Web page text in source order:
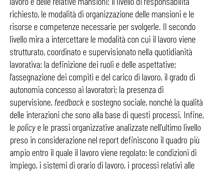
richiesto, le modalità di organizzazione delle mansioni e le
risorse e competenze necessarie per svolgerle. Il secondo
livello mira a intercettare le modalità con cui il lavoro viene
strutturato, coordinato e supervisionato nella quotidianità
lavorativa: la definizione dei ruoli e delle aspettative;
l’assegnazione dei compiti e del carico di lavoro, il grado di
autonomia concesso ai lavoratori; la presenza di
supervisione, feedbacke sostegno sociale, nonché la qualità
delle interazioni che sono alla base di questi processi. Infine,
le policye le prassi organizzative analizzate nell’ultimo livello
preso in considerazione nel report definiscono il quadro più
ampio entro il quale il lavoro viene regolato: le condizioni di
impiego, i sistemi di orario di lavoro, i processi relativi alle